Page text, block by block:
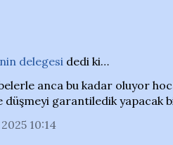
delegesi dedi ki…
anca bu kadar oluyor
düşmeyi garantiledik yapacak
10:14